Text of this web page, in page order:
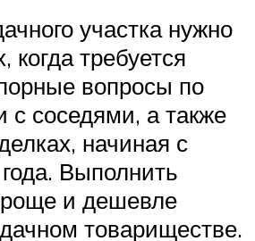
участка нужно
когда требуется
вопросы по
с соседями, а также
начиная с
Выполнить
и дешевле
товариществе.